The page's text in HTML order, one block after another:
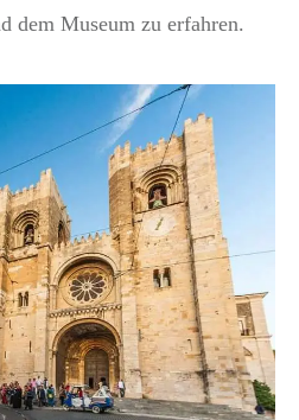
dem Museum zu erfahren.